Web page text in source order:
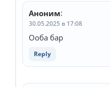
Аноним:
30.05.2025 в 17:08
Ооба бар
Reply